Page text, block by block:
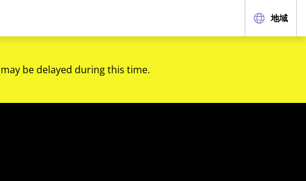
地域
be delayed during this time.